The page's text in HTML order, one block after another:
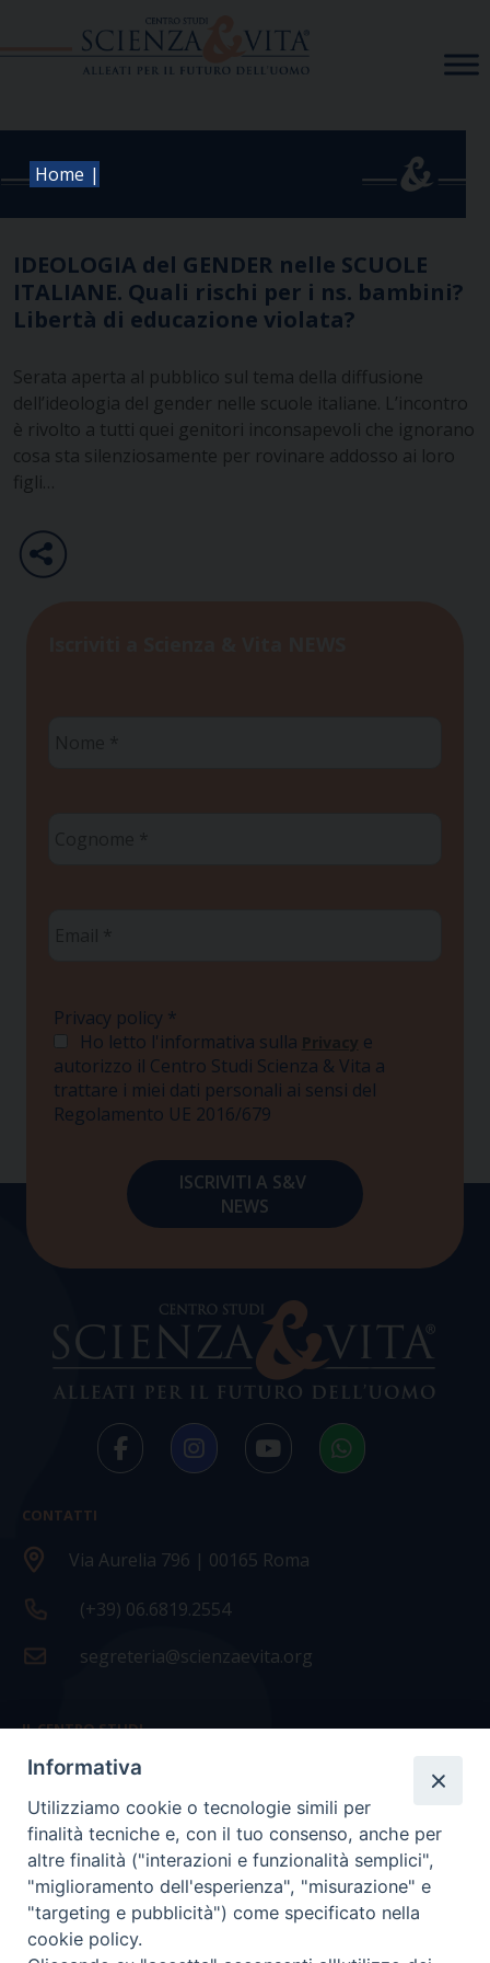
Home |
IDEOLOGIA del GENDER nelle SCUOLE
ITALIANE. Quali rischi per i ns. bambini?
Libertà di educazione violata?
Serata aperta al pubblico sul tema della diffusione
dell’ideologia del gender nelle scuole italiane. L’incontro
è rivolto a tutti quei genitori inconsapevoli che ignorano
cosa sta silenziosamente per rovinare addosso ai loro
figli…
Privacy policy *
Ho letto l'informativa sulla Privacy e
autorizzo il Centro Studi Scienza & Vita a
trattare i miei dati personali ai sensi del
Regolamento UE 2016/679
CONTATTI
Via Aurelia 796 | 00165 Roma
(+39) 06.6819.2554
segreteria@scienzaevita.org
IL CENTRO STUDI
La nostra storia
Statuto
Presidenza e ufficio presidenza
Consiglio scientifico
Coordinamento nazionale
Informativa
Utilizziamo cookie o tecnologie simili per
finalità tecniche e, con il tuo consenso, anche per
altre finalità ("interazioni e funzionalità semplici",
"miglioramento dell'esperienza", "misurazione" e
"targeting e pubblicità") come specificato nella
cookie policy.